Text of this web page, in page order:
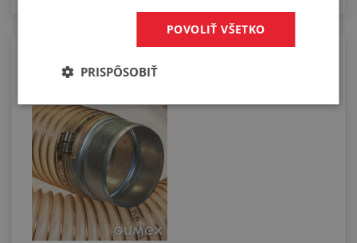
Osadzovanie vzduchotechnických
hadíc koncovkami
POVOLIŤ VŠETKO
PRISPÔSOBIŤ